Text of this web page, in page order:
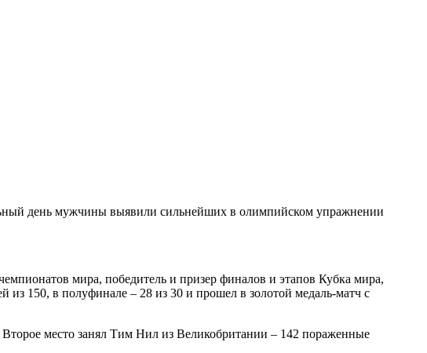
день мужчины выявили сильнейших в олимпийском упражнении
мира, победитель и призер финалов и этапов Кубка мира,
150, в полуфинале – 28 из 30 и прошел в золотой медаль-матч с
место занял Тим Нил из Великобритании – 142 пораженные